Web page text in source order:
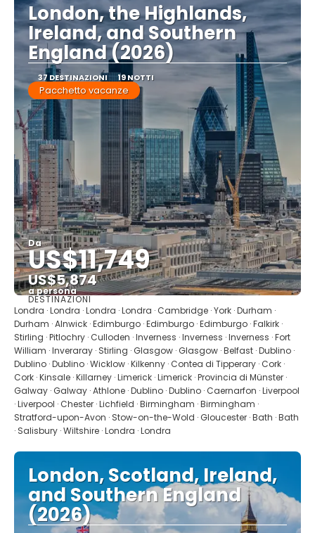
London, the Highlands,
Ireland, and Southern
England (2026)
37 DESTINAZIONI 19 NOTTI
Pacchetto vacanze
Da
US$11,749
US$5,874
a persona
Vedere
DESTINAZIONI
Londra · Londra · Londra · Londra · Cambridge · York · Durham ·
Durham · Alnwick · Edimburgo · Edimburgo · Edimburgo · Falkirk ·
Stirling · Pitlochry · Culloden · Inverness · Inverness · Inverness · Fort
William · Inveraray · Stirling · Glasgow · Glasgow · Belfast · Dublino ·
Dublino · Dublino · Wicklow · Kilkenny · Contea di Tipperary · Cork ·
Cork · Kinsale · Killarney · Limerick · Limerick · Provincia di Münster ·
Galway · Galway · Athlone · Dublino · Dublino · Caernarfon · Liverpool
· Liverpool · Chester · Lichfield · Birmingham · Birmingham ·
Stratford-upon-Avon · Stow-on-the-Wold · Gloucester · Bath · Bath
· Salisbury · Wiltshire · Londra · Londra
London, Scotland, Ireland,
and Southern England
(2026)